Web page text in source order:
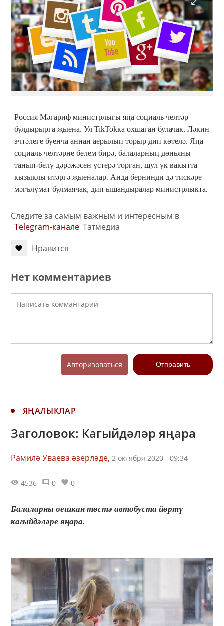
Россия Мәгариф министрлыгы яңа социаль челтәр
булдырырга җыена. Ул TikTokка охшаган булачак. Ләкин
эчтәлеге буенча аннан аерылып торыр дип көтелә. Яңа
социаль челтәрне белем бирә, балаларның дөньяны
танып-белү дәрәҗәсен үстерә торган, шул ук вакытта
кызыклы итәргә җыеналар. Анда бернинди дә тискәре
мәгълүмат булмаячак, дип ышандыралар министрлыкта.
Следите за самым важным и интересным в
Telegram-канале Татмедиа
Нравится
Нет комментариев
Авторизоваться Отправить
ЯҢАЛЫКЛАР
Заголовок: Кагыйдәләр яңара
Рамилә Уваева әзерләде, 2 октября 2020 - 09:34
4536 0 0
Балаларны оешкан төстә автобуста йөртү
кагыйдәләре яңара.